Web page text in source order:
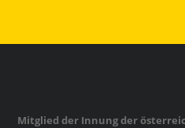
Mitglied der Innung der